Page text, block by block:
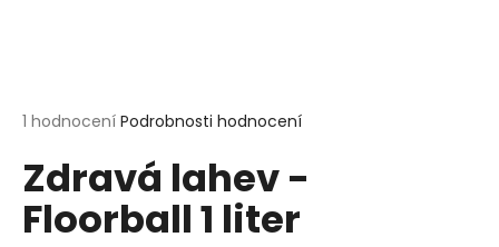
Průměrné
produktu
je
5,0
1 hodnocení Podrobnosti hodnocení
Zdravá lahev -
Floorball 1 liter
D
o